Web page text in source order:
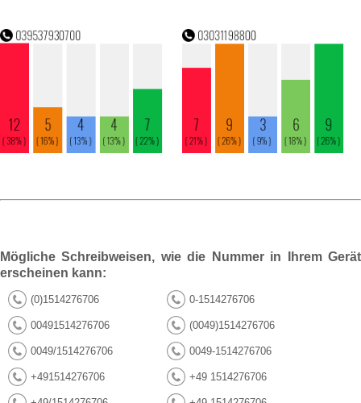
Mögliche Schreibweisen, wie die Nummer in Ihrem Gerät
erscheinen kann:
(0)1514276706 0-1514276706
00491514276706 (0049)1514276706
0049/1514276706 0049-1514276706
+491514276706 +49 1514276706